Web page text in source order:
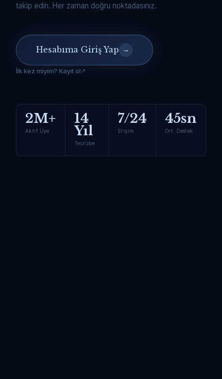
takip edin. Her zaman doğru noktadasınız.
Hesabıma Giriş Yap →
İlk kez miyim? Kayıt ol
2M+
Aktif Üye
14
Yıl
Tecrübe
7/24
Erişim
45sn
Ort. Destek